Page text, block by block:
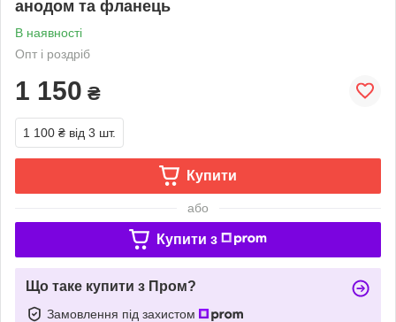
анодом та фланець
В наявності
Опт і роздріб
1 150 ₴
1 100 ₴ від 3 шт.
Купити
або
Купити з
Що таке купити з Пром?
Замовлення під захистом